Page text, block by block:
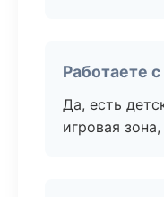
Работаете
Да, есть
игровая